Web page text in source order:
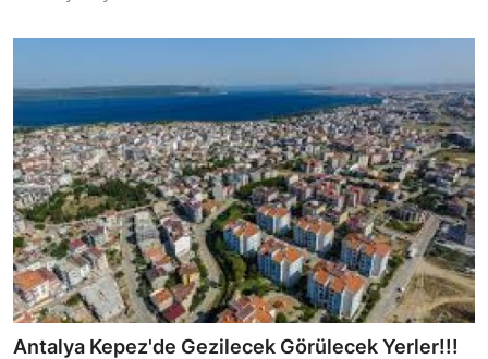
Antalya Kepez'de Gezilecek Görülecek Yerler!!!